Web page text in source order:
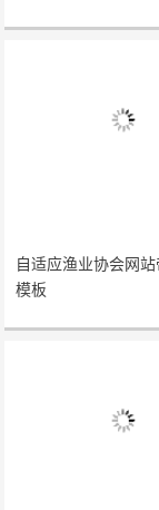
自适应渔业协会网
模板